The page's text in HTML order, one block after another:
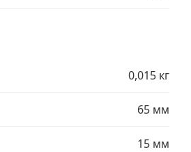
0,015 кг
65 мм
15 мм